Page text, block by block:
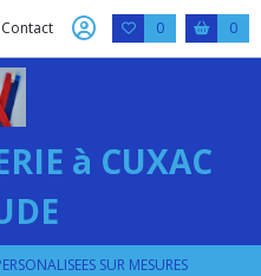
Contact 0 0
à CUXAC
SUR MESURES